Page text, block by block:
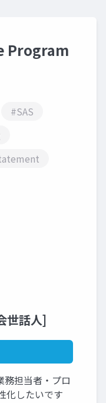
Program
#SAS
世話人]
務担当者・プロ
化したいです